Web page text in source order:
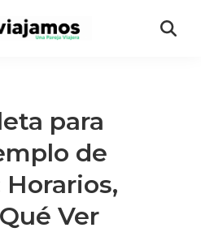
para
de
Ver